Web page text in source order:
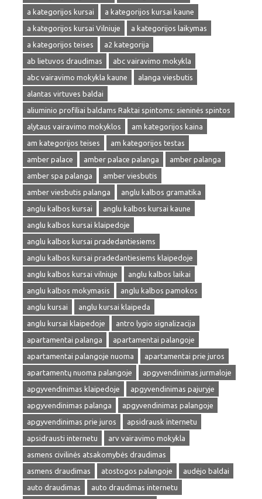
a kategorijos kursai
a kategorijos kursai kaune
a kategorijos kursai Vilniuje
a kategorijos laikymas
a kategorijos teises
a2 kategorija
ab lietuvos draudimas
abc vairavimo mokykla
abc vairavimo mokykla kaune
alanga viesbutis
alantas virtuves baldai
aliuminio profiliai baldams Raktai spintoms: sieninės spintos
alytaus vairavimo mokyklos
am kategorijos kaina
am kategorijos teises
am kategorijos testas
amber palace
amber palace palanga
amber palanga
amber spa palanga
amber viesbutis
amber viesbutis palanga
anglu kalbos gramatika
anglu kalbos kursai
anglu kalbos kursai kaune
anglu kalbos kursai klaipedoje
anglu kalbos kursai pradedantiesiems
anglu kalbos kursai pradedantiesiems klaipedoje
anglu kalbos kursai vilniuje
anglu kalbos laikai
anglu kalbos mokymasis
anglu kalbos pamokos
anglu kursai
anglu kursai klaipeda
anglu kursai klaipedoje
antro lygio signalizacija
apartamentai palanga
apartamentai palangoje
apartamentai palangoje nuoma
apartamentai prie juros
apartamentų nuoma palangoje
apgyvendinimas jurmaloje
apgyvendinimas klaipedoje
apgyvendinimas pajuryje
apgyvendinimas palanga
apgyvendinimas palangoje
apgyvendinimas prie juros
apsidrausk internetu
apsidrausti internetu
arv vairavimo mokykla
asmens civilinės atsakomybės draudimas
asmens draudimas
atostogos palangoje
audėjo baldai
auto draudimas
auto draudimas internetu